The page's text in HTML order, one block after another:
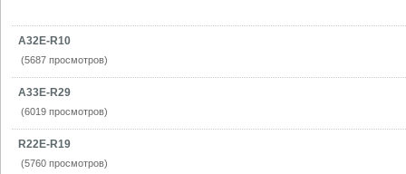
A32E-R10
(5687 просмотров)
A33E-R29
(6019 просмотров)
R22E-R19
(5760 просмотров)